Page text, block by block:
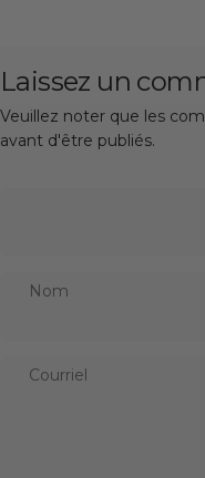
Laissez un
Veuillez noter que les
avant d'être publiés.
Nom
Courriel